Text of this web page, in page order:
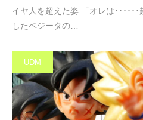
イヤ人を超えた姿 「オレは･････
したベジータの…
UDM